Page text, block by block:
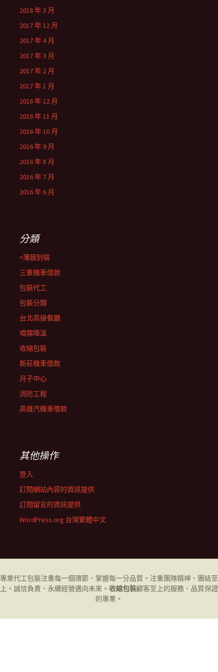
2018 年 3 月
2017 年 12 月
2017 年 4 月
2017 年 3 月
2017 年 2 月
2017 年 1 月
2016 年 12 月
2016 年 11 月
2016 年 10 月
2016 年 9 月
2016 年 8 月
2016 年 7 月
2016 年 6 月
分類
×薄膜封裝
三重機車借款
包裝代工
包裝分類
台北高級餐廳
噴霧降溫
收縮包裝
新莊機車借款
月子中心
消防工程
高雄汽機車借款
其他操作
登入
訂閱網站內容的資訊提供
訂閱留言的資訊提供
WordPress.org 台灣繁體中文
專業代工包裝注重每一個環節、掌握每一分品質。注重團隊精神、團結至
上。誠信負責、永續經營邁向未來。 收縮包裝顧客至上的服務、品質保證
的專業。